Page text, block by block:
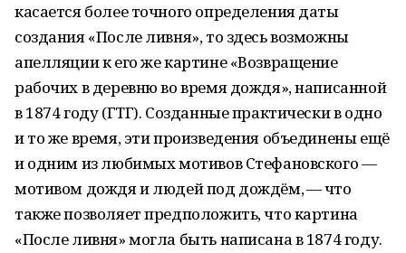
касается более точного определения даты
создания «После ливня», то здесь возможны
апелляции к его же картине «Возвращение
рабочих в деревню во время дождя», написанной
в 1874 году (ГТГ). Созданные практически в одно
и то же время, эти произведения объединены ещё
и одним из любимых мотивов Стефановского —
мотивом дождя и людей под дождём, — что
также позволяет предположить, что картина
«После ливня» могла быть написана в 1874 году.